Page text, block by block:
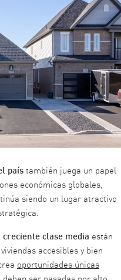
paístambién juega un papel
económicas globales,
siendo un lugar atractivo
clase media están
accesibles y bien
oportunidades únicas